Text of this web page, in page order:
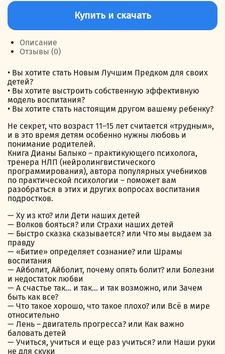
249,00 руб..
Количество
Как
разговаривать
с
подростками,
НЛП
для
родителей
Купить и скачать
Описание
Отзывы (0)
• Вы хотите стать Новым Лучшим Предком для своих
детей?
• Вы хотите выстроить собственную эффективную
модель воспитания?
• Вы хотите стать настоящим другом вашему ребенку?
Не секрет, что возраст 11–15 лет считается «трудным»,
и в это время детям особенно нужны любовь и
понимание родителей.
Книга Дианы Балыко – практикующего психолога,
тренера НЛП (нейролингвистического
программирования), автора популярных учебников
по практической психологии – поможет вам
разобраться в этих и других вопросах воспитания
подростков.
— Ху из кто? или Дети наших детей
— Волков бояться? или Страхи наших детей
— Быстро сказка сказывается? или Что мы выдаем за
правду
— «Битие» определяет сознание? или Шрамы
воспитания
— Айболит, Айболит, почему опять болит? или Болезни
и недостаток любви
— А счастье так… и так… и так возможно, или Зачем
быть как все?
— Что такое хорошо, что такое плохо? или Всё в мире
относительно
— Лень – двигатель прогресса? или Как важно
баловать детей
— Учиться, учиться и еще раз учиться? или Наши руки
не для скуки